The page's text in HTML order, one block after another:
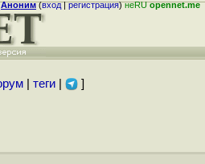
Аноним(вход|регистрация)неRUopennet.me
| теги| ]